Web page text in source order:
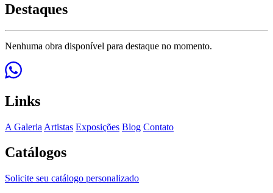
Destaques
Nenhuma obra disponível para destaque no momento.
Links
A Galeria Artistas Exposições Blog Contato
Catálogos
Solicite seu catálogo personalizado